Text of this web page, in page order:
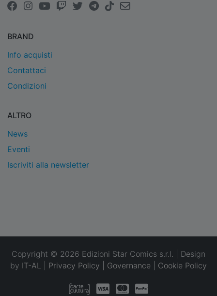
BRAND
Info acquisti
Contattaci
Condizioni
ALTRO
News
Eventi
Iscriviti alla newsletter
Copyright © 2026 Edizioni Star Comics s.r.l. | Design
by IT-AL Privacy Policy Governance Cookie Policy